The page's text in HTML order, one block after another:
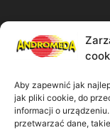
Aby zapewnić jak
jak pliki cookie, do
informacji o
przetwarzać dane,
Zadzwoń do
61 867 11 91
Napisz